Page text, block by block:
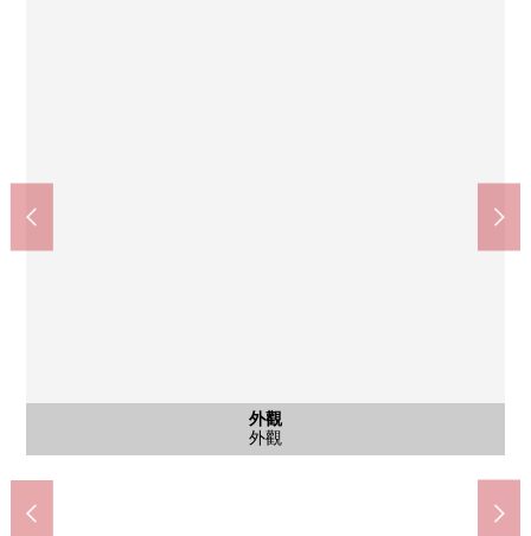
外觀
外觀
客廳
廚房
廚房
廁所
洗臉
公共汽車
室內
客廳
※圖片是CG在在CG在原來再現室內照片、平面圖的"空房翻新形
象"合成家具、供給品的配置例的東西，并且價格沒包括翻新工程
費用以及家具，和用現狀的遞交成為。
收納
收納
門口
其他
風景
陽台
入口
入口路徑
入口
入口路徑
入口
防風林室
入口
大廳入口
入口
大廳入口
共有部分
集合郵筒
其他
宅配保管櫃
共有部分
名牌
外觀
外觀
7-Eleven台東淺草橋3丁目商店(約200m)
步行3分鐘
三井紀念醫院(約760m)
步行10分鐘
在鳥越神社的前面的郵局(約240m)
步行3分鐘
區立藏前公園(約340m)
步行5分鐘
區立台東育英小學(約90m)
步行2分鐘
區立淺草中學(約410m)
步行6分鐘